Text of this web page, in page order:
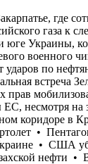
о восстановлении «в целом» движения по трассе на сухопутном коридоре в Крым на захваченном России юге Украины, которую постоянно атаковали украинские дроны • 31 июля во время выполнения задания разбился украинский боевой вертолет • Пентагон отстранил от должности ключевого военного чиновника, координирующего поставки военной помощи Украине • Поезда задерживаются до 12 часов по всей Украине • США убедили Украину отказаться от ударов по нефтяным танкерам и объектам Каспийского трубопроводного консорциума в Новороссийске, который обеспечивает 80% экспорта казахской нефти • В Белграде проходит официальная встреча Зеленского и Вучича • Бывший игрок НБА Энес Фридом подал заявку в женскую баскетбольную лигу США — WNBA •